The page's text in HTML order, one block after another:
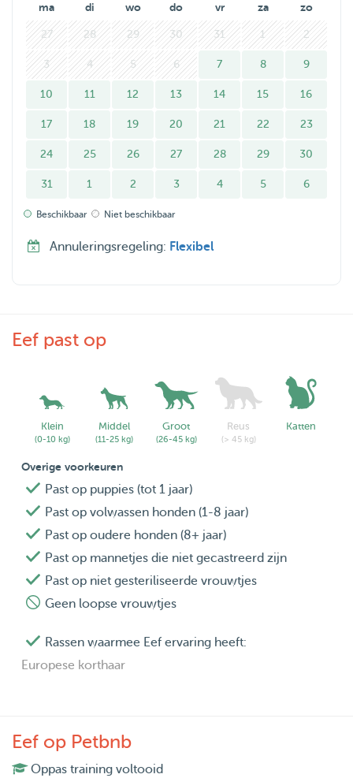
ma di wo do vr za zo
27 28 29 30 31 1 2
3 4 5 6 7 8 9
10 11 12 13 14 15 16
17 18 19 20 21 22 23
24 25 26 27 28 29 30
31 1 2 3 4 5 6
Beschikbaar Niet beschikbaar
Annuleringsregeling: Flexibel
Eef past op
Klein
(0-10 kg)
Middel
(11-25 kg)
Groot
(26-45 kg)
Reus
(> 45 kg)
Katten
Overige voorkeuren
Past op puppies (tot 1 jaar)
Past op volwassen honden (1-8 jaar)
Past op oudere honden (8+ jaar)
Past op mannetjes die niet gecastreerd zijn
Past op niet gesteriliseerde vrouwtjes
Geen loopse vrouwtjes
Rassen waarmee Eef ervaring heeft:
Europese korthaar
Eef op Petbnb
Oppas training voltooid